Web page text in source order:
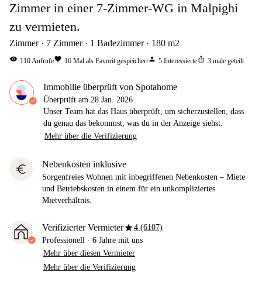
Zimmer in einer 7-Zimmer-WG in Malpighi
zu vermieten.
Zimmer 7 Zimmer 1 Badezimmer 180 m2
visibility 110Aufrufefavorite 16 Mal als Favorit gespeichertperson 5 Interessierteios_share 3 male geteilt
Immobilie überprüft von Spotahome
Überprüft am 28 Jan. 2026
Unser Team hat das Haus überprüft, um sicherzustellen, dass
du genau das bekommst, was du in der Anzeige siehst.
Mehr über die Verifizierung
euro Nebenkosten inklusive
Sorgenfreies Wohnen mit inbegriffenen Nebenkosten – Miete
und Betriebskosten in einem für ein unkompliziertes
Mietverhältnis.
Verifizierter Vermieterstar4 (6107)
Professionell · 6 Jahre mit uns
Mehr über diesen Vermieter
Mehr über die Verifizierung